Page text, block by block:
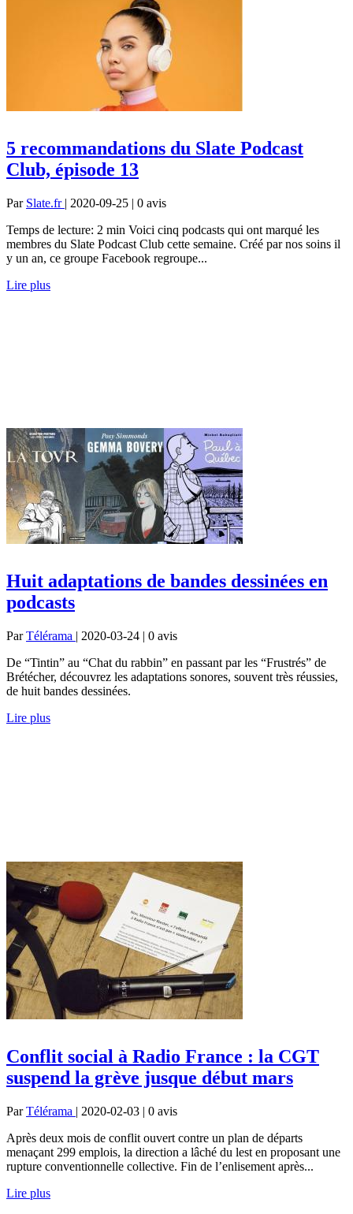
5 recommandations du Slate Podcast
Club, épisode 13
Par Slate.fr | 2020-09-25 | 0 avis
Temps de lecture: 2 min Voici cinq podcasts qui ont marqué les
membres du Slate Podcast Club cette semaine. Créé par nos soins il
y un an, ce groupe Facebook regroupe...
Lire plus
Huit adaptations de bandes dessinées en
podcasts
ParTélérama | 2020-03-24 | 0 avis
De “Tintin” au “Chat du rabbin” en passant par les “Frustrés” de
Brétécher, découvrez les adaptations sonores, souvent très réussies,
de huit bandes dessinées.
Lire plus
Conflit social à Radio France : la CGT
suspend la grève jusque début mars
ParTélérama | 2020-02-03 | 0 avis
Après deux mois de conflit ouvert contre un plan de départs
menaçant 299 emplois, la direction a lâché du lest en proposant une
rupture conventionnelle collective. Fin de l’enlisement après...
Lire plus